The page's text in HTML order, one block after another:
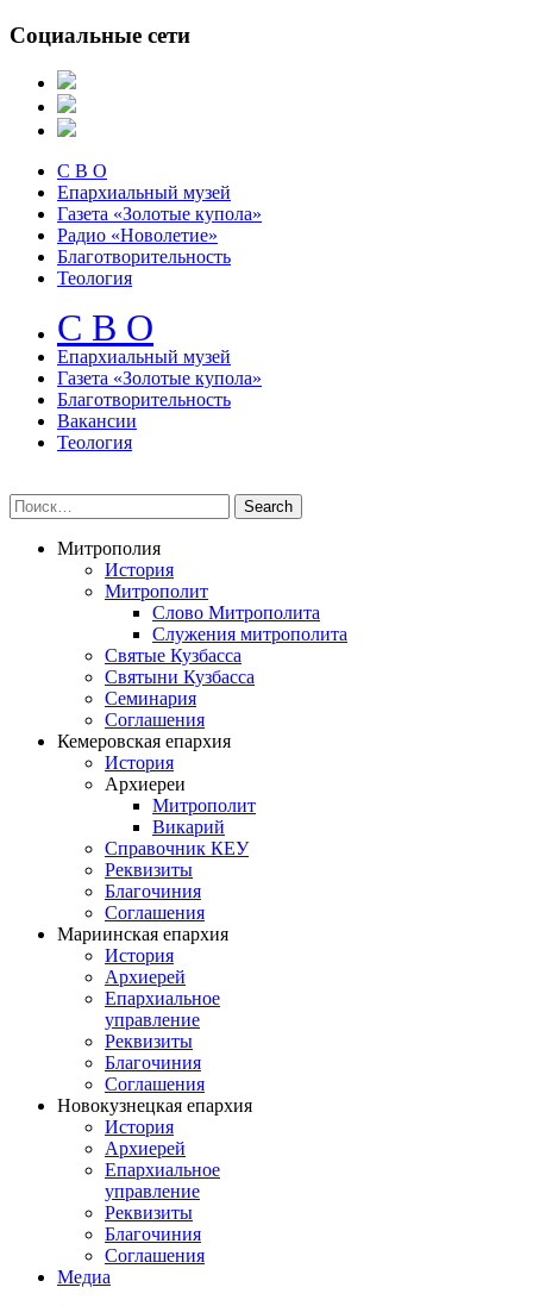
Социальные сети
С В О
Епархиальный музей
Газета «Золотые купола»
Радио «Новолетие»
Благотворительность
Теология
С В О
Епархиальный музeй
Газета «Золотые купола»
Благотворительность
Вакансии
Теология
Митрополия
История
Митрополит
Слово Митрополита
Служения митрополита
Святые Кузбасса
Святыни Кузбасса
Семинария
Соглашения
Кемеровская епархия
История
Архиереи
Митрополит
Викарий
Справочник КЕУ
Реквизиты
Благочиния
Соглашения
Мариинская епархия
История
Архиерей
Епархиальное
управление
Реквизиты
Благочиния
Соглашения
Новокузнецкая епархия
История
Архиерей
Епархиальное
управление
Реквизиты
Благочиния
Соглашения
Медиа